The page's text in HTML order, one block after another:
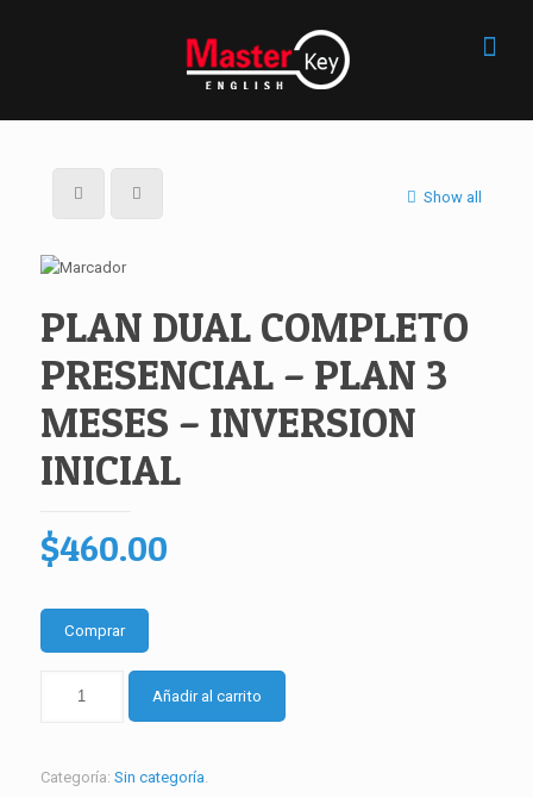
Show all
PLAN DUAL COMPLETO
PRESENCIAL – PLAN 3
MESES – INVERSION
INICIAL
$460.00
Comprar
DUAL
-
Añadir al carrito
Categoría: Sin categoría.